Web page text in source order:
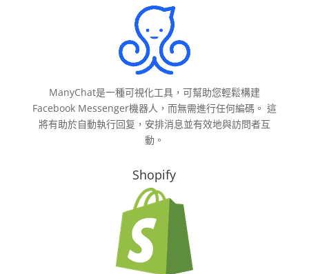
ManyChat是一種可視化工具，可幫助您輕鬆構建
Facebook Messenger機器人，而無需進行任何編碼。 這
將有助於自動執行回复，安排消息並有效地與訪問者互
動。
Shopify